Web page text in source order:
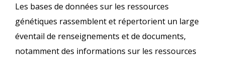
Les bases de données sur les ressources
génétiques rassemblent et répertorient un large
éventail de renseignements et de documents,
notamment des informations sur les ressources